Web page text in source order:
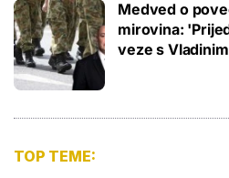
Medved o
mirovina:
veze s
TOP TEME: